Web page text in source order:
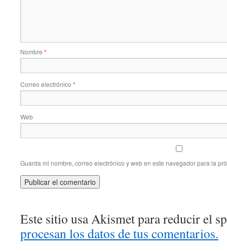
Nombre *
Correo electrónico *
Web
Guarda mi nombre, correo electrónico y web en este navegador para la
Este sitio usa Akismet para reducir el
procesan los datos de tus comentarios.